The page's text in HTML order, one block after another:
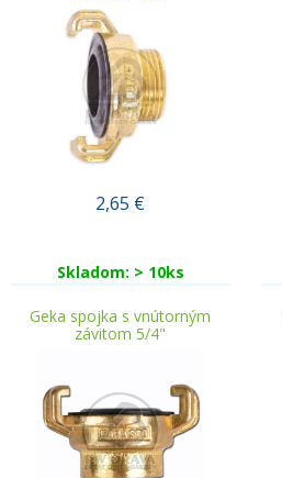
2,65 €
Skladom: > 10ks
Geka spojka s vnútorným
závitom 5/4"